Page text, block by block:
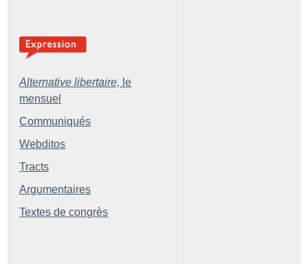
Alternative libertaire, le
mensuel
Communiqués
Webditos
Tracts
Argumentaires
Textes de congrès